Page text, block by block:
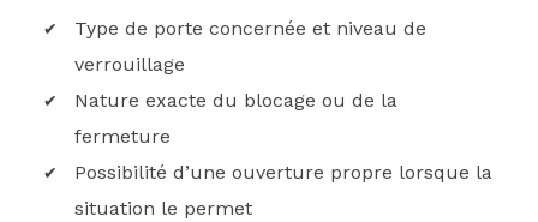
Type de porte concernée et niveau de
verrouillage
Nature exacte du blocage ou de la
fermeture
Possibilité d’une ouverture propre lorsque la
situation le permet